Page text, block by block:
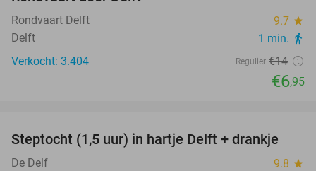
Rondvaart Delft 9.7 star
Delft 1 min. directions_walk
Verkocht: 3.404 Regulier €14
€6,95
36%
Steptocht (1,5 uur) in hartje Delft + drankje
De Delf 9.8 star